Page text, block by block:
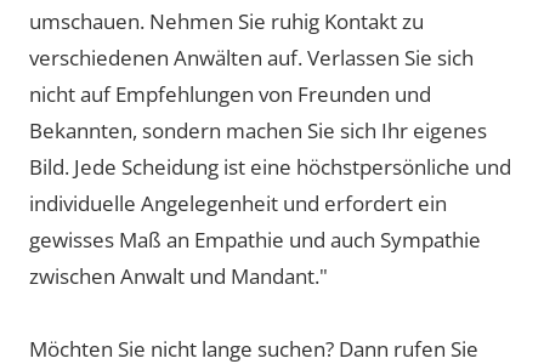
umschauen. Nehmen Sie ruhig Kontakt zu
verschiedenen Anwälten auf. Verlassen Sie sich
nicht auf Empfehlungen von Freunden und
Bekannten, sondern machen Sie sich Ihr eigenes
Bild. Jede Scheidung ist eine höchstpersönliche und
individuelle Angelegenheit und erfordert ein
gewisses Maß an Empathie und auch Sympathie
zwischen Anwalt und Mandant."
Möchten Sie nicht lange suchen? Dann rufen Sie